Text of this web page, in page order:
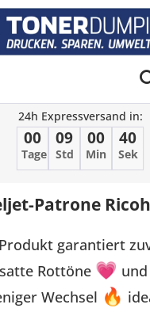
24h Expressversand in:
00
Tage
09
Std
00
Min
40
Sek
Patrone
garantiert
Rottöne 💗
Wechsel 🔥